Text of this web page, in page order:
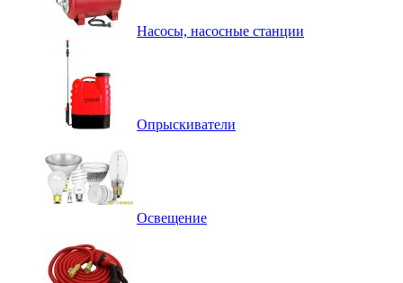
Насосы, насосные станции
Опрыскиватели
Освещение